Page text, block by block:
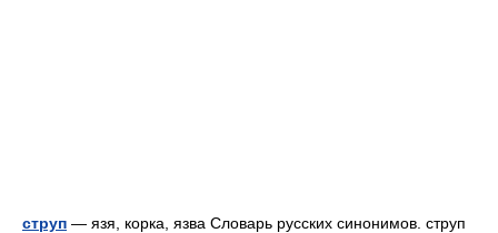
струп — язя, корка, язва Словарь русских синонимов. струп